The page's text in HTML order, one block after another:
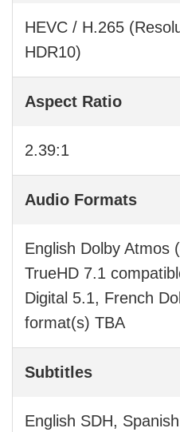
HEVC / H.265
HDR10)
Aspect Ratio
2.39:1
Audio Formats
English Dolby Atmos
TrueHD 7.1
Digital 5.1, French
format(s) TBA
Subtitles
English SDH,